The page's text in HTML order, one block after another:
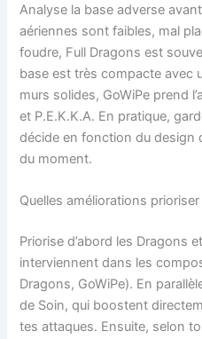
Analyse la base adverse
aériennes sont faibles, mal
foudre, Full Dragons est
base est très compacte avec
murs solides, GoWiPe prend
et P.E.K.K.A. En pratique,
décide en fonction du design
du moment.
Quelles améliorations
Priorise d’abord les Dragons
interviennent dans les
Dragons, GoWiPe). En
de Soin, qui boostent
tes attaques. Ensuite, selon